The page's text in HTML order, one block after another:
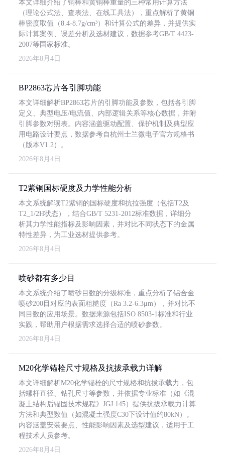
本文详细介绍了铜棒和黄铜棒重量的三种常用计算方法
（理论公式法、查表法、在线工具法），重点解析了黄铜
棒密度取值（8.4-8.7g/cm³）和计算公式的差异，并提供实
际计算案例、误差分析及选材建议，数据参考GB/T 4423-
2007等国家标准。
2026年8月4日
BP2863芯片各引脚功能
本文详细解析BP2863芯片的引脚功能及参数，包括各引脚
定义、典型电压/电流值、内部逻辑关系等核心数据，并附
引脚参数对照表。内容涵盖驱动配置、保护机制及典型应
用电路设计要点，数据参考自杭州士兰微电子官方规格书
（版本V1.2）。
2026年8月4日
T2紫铜国标硬度及力学性能分析
本文系统解读T2紫铜的国标硬度和抗拉强度（包括T2及
T2_1/2H状态），结合GB/T 5231-2012标准数据，详细分
析其力学性能指标及影响因素，并对比不同状态下的金属
特性差异，为工业选材提供参考。
2026年8月4日
喷砂都有多少目
本文系统介绍了喷砂目数的分级标准，重点分析了铝合金
喷砂200目对应的表面粗糙度（Ra 3.2-6.3μm），并对比不
同目数的应用场景。数据来源包括ISO 8503-1标准和行业
实践，帮助用户根据需求选择合适的喷砂参数。
2026年8月4日
M20化学锚栓尺寸规格及抗拔承载力详解
本文详细解析M20化学锚栓的尺寸规格和抗拔承载力，包
括螺杆直径、钻孔尺寸等参数，并依据专业标准（如《混
凝土结构后锚固技术规程》JGJ 145）提供抗拔承载力计算
方法和典型数值（如混凝土强度C30下设计值约80kN）。
内容涵盖安装要点、性能影响因素及选型建议，适用于工
程技术人员参考。
2026年8月4日